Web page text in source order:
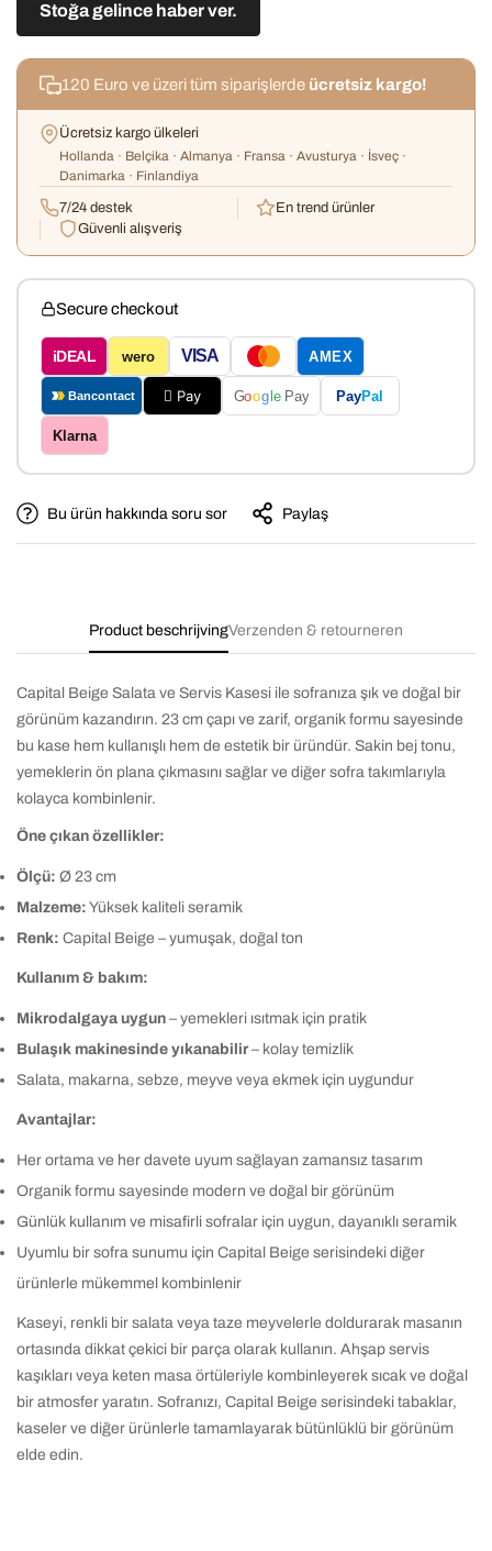
Stoğa gelince haber ver.
120 Euro ve üzeri tüm siparişlerde ücretsiz kargo!
Ücretsiz kargo ülkeleri
Hollanda · Belçika · Almanya · Fransa · Avusturya · İsveç ·
Danimarka · Finlandiya
7/24 destek
En trend ürünler
Güvenli alışveriş
Secure checkout
iDEAL wero VISA AMEX
Bancontact  Pay Goog le Pay PayPal
Klarna
Bu ürün hakkında soru sor Paylaş
Product beschrijvingVerzenden & retourneren
Capital Beige Salata ve Servis Kasesi ile sofranıza şık ve doğal bir
görünüm kazandırın. 23 cm çapı ve zarif, organik formu sayesinde
bu kase hem kullanışlı hem de estetik bir üründür. Sakin bej tonu,
yemeklerin ön plana çıkmasını sağlar ve diğer sofra takımlarıyla
kolayca kombinlenir.
Öne çıkan özellikler:
Ölçü: Ø 23 cm
Malzeme: Yüksek kaliteli seramik
Renk: Capital Beige – yumuşak, doğal ton
Kullanım & bakım:
Mikrodalgaya uygun – yemekleri ısıtmak için pratik
Bulaşık makinesinde yıkanabilir– kolay temizlik
Salata, makarna, sebze, meyve veya ekmek için uygundur
Avantajlar:
Her ortama ve her davete uyum sağlayan zamansız tasarım
Organik formu sayesinde modern ve doğal bir görünüm
Günlük kullanım ve misafirli sofralar için uygun, dayanıklı seramik
Uyumlu bir sofra sunumu için Capital Beige serisindeki diğer
ürünlerle mükemmel kombinlenir
Kaseyi, renkli bir salata veya taze meyvelerle doldurarak masanın
ortasında dikkat çekici bir parça olarak kullanın. Ahşap servis
kaşıkları veya keten masa örtüleriyle kombinleyerek sıcak ve doğal
bir atmosfer yaratın. Sofranızı, Capital Beige serisindeki tabaklar,
kaseler ve diğer ürünlerle tamamlayarak bütünlüklü bir görünüm
elde edin.